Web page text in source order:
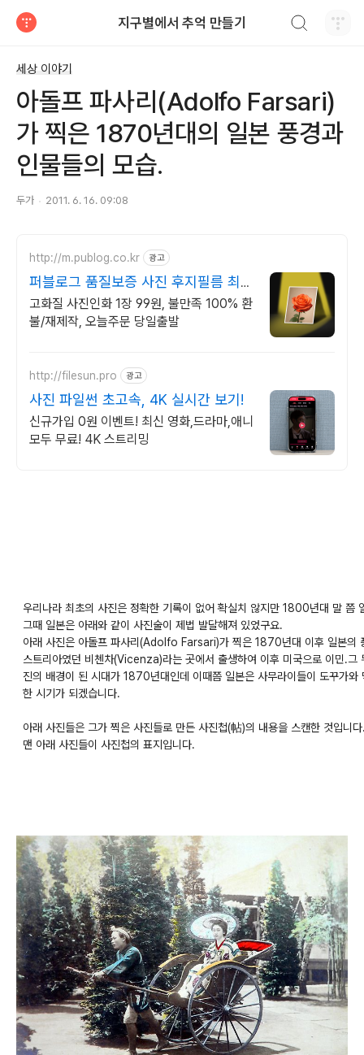
지구별에서 추억 만들기
세상 이야기
아돌프 파사리(Adolfo Farsari)
가 찍은 1870년대의 일본 풍경과
인물들의 모습.
두가 2011. 6. 16. 09:08
http://m.publog.co.kr 광고
퍼블로그 품질보증 사진 후지필름 최고
급 인화지
고화질 사진인화 1장 99원, 불만족 100% 환
불/재제작, 오늘주문 당일출발
http://filesun.pro 광고
사진 파일썬 초고속, 4K 실시간 보기!
신규가입 0원 이벤트! 최신 영화,드라마,애니
모두 무료! 4K 스트리밍
우리나라 최초의 사진은 정확한 기록이 없어 확실치 않지만 1800년대 말 쯤
그때 일본은 아래와 같이 사진술이 제법 발달해져 있었구요.
아래 사진은 아돌프 파사리(Adolfo Farsari)가 찍은 1870년대 이후 일본의
스트리아였던 비첸차(Vicenza)라는 곳에서 출생하여 이후 미국으로 이민.
진의 배경이 된 시대가 1870년대인데 이때쯤 일본은 사무라이들이 도꾸가
한 시기가 되겠습니다.
아래 사진들은 그가 찍은 사진들로 만든 사진첩(帖)의 내용을 스캔한 것입니
맨 아래 사진들이 사진첩의 표지입니다.